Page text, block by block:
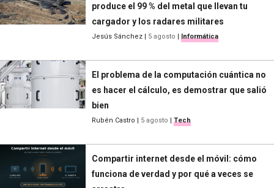
produce el 99 % del metal que llevan tu
cargador y los radares militares
Jesús Sánchez | 5 agosto | Informática
El problema de la computación cuántica no
es hacer el cálculo, es demostrar que salió
bien
Rubén Castro | 5 agosto | Tech
Compartir internet desde el móvil: cómo
funciona de verdad y por qué a veces se